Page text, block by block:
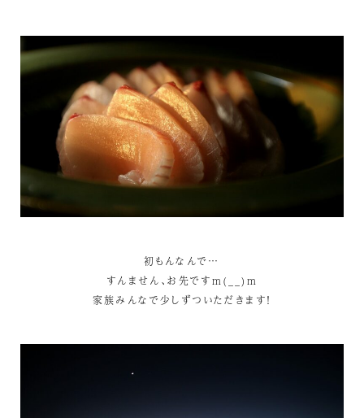
初もんなんで…
すんません、お先ですm(__)m
家族みんなで少しずついただきます！